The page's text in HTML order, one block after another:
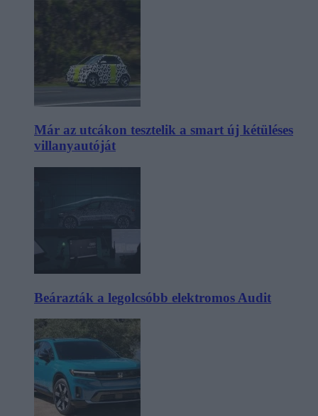
Már az utcákon tesztelik a smart új kétüléses
villanyautóját
Beárazták a legolcsóbb elektromos Audit